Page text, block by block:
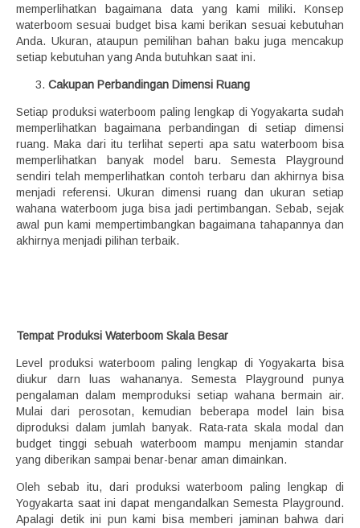
memperlihatkan bagaimana data yang kami miliki. Konsep
waterboom sesuai budget bisa kami berikan sesuai kebutuhan
Anda. Ukuran, ataupun pemilihan bahan baku juga mencakup
setiap kebutuhan yang Anda butuhkan saat ini.
Cakupan Perbandingan Dimensi Ruang
Setiap produksi waterboom paling lengkap di Yogyakarta sudah
memperlihatkan bagaimana perbandingan di setiap dimensi
ruang. Maka dari itu terlihat seperti apa satu waterboom bisa
memperlihatkan banyak model baru. Semesta Playground
sendiri telah memperlihatkan contoh terbaru dan akhirnya bisa
menjadi referensi. Ukuran dimensi ruang dan ukuran setiap
wahana waterboom juga bisa jadi pertimbangan. Sebab, sejak
awal pun kami mempertimbangkan bagaimana tahapannya dan
akhirnya menjadi pilihan terbaik.
Tempat Produksi Waterboom Skala Besar
Level produksi waterboom paling lengkap di Yogyakarta bisa
diukur darn luas wahananya. Semesta Playground punya
pengalaman dalam memproduksi setiap wahana bermain air.
Mulai dari perosotan, kemudian beberapa model lain bisa
diproduksi dalam jumlah banyak. Rata-rata skala modal dan
budget tinggi sebuah waterboom mampu menjamin standar
yang diberikan sampai benar-benar aman dimainkan.
Oleh sebab itu, dari produksi waterboom paling lengkap di
Yogyakarta saat ini dapat mengandalkan Semesta Playground.
Apalagi detik ini pun kami bisa memberi jaminan bahwa dari